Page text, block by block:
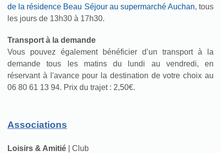
de la résidence Beau Séjour au supermarché Auchan, tous
les jours de 13h30 à 17h30.
Transport à la demande
Vous pouvez également bénéficier d’un transport à la
demande tous les matins du lundi au vendredi, en
réservant à l'avance pour la destination de votre choix au
06 80 61 13 94. Prix du trajet : 2,50€.
Associations
Loisirs & Amitié
| Club